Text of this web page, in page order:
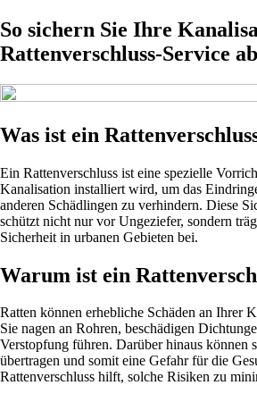
So sichern Sie Ihre
Rattenverschluss-Service ab
Was ist ein
Ein Rattenverschluss ist eine spezielle
Kanalisation installiert wird, um das
anderen Schädlingen zu verhindern. Diese
schützt nicht nur vor Ungeziefer, sondern
Sicherheit in urbanen Gebieten bei.
Warum ist ein
Ratten können erhebliche Schäden an Ihrer
Sie nagen an Rohren, beschädigen
Verstopfung führen. Darüber hinaus können
übertragen und somit eine Gefahr für die
Rattenverschluss hilft, solche Risiken zu